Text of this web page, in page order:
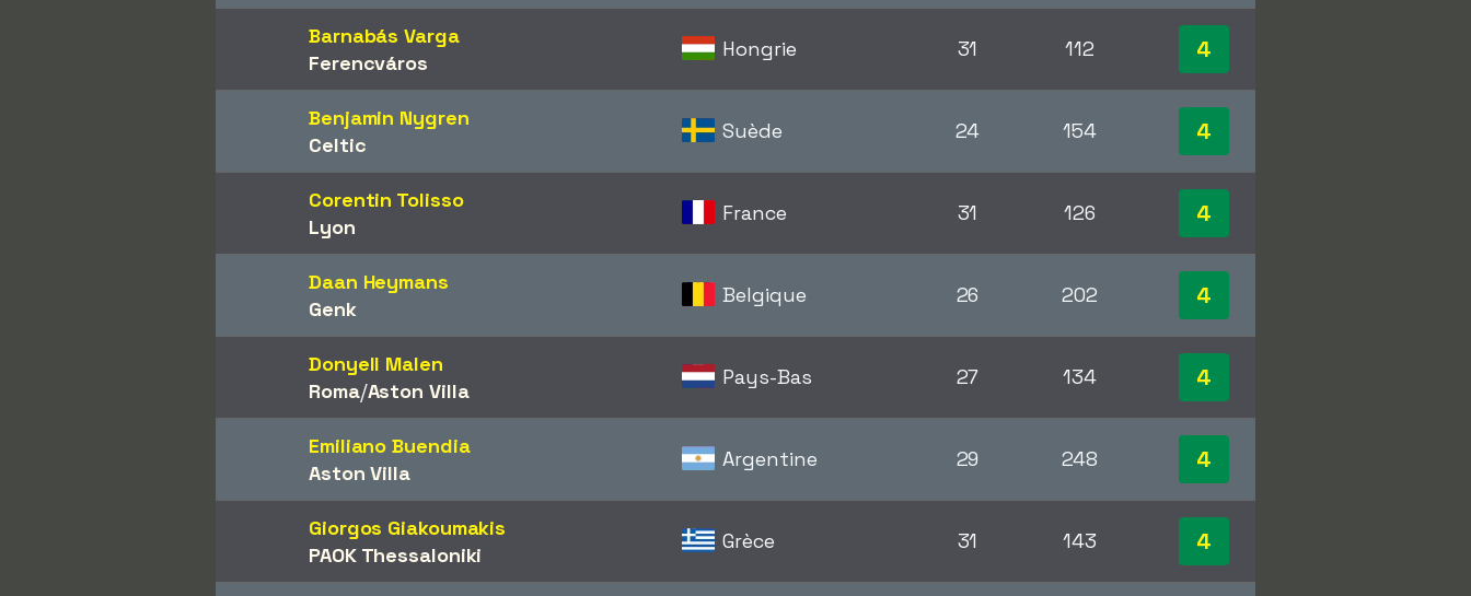
Barnabás Varga
Ferencváros
Hongrie 31 112 4
Benjamin Nygren
Celtic
Suède 24 154 4
Corentin Tolisso
Lyon
France 31 126 4
Daan Heymans
Genk
Belgique 26 202 4
Donyell Malen
Roma/​Aston Villa
Pays-Bas 27 134 4
Emiliano Buendia
Aston Villa
Argentine 29 248 4
Giorgos Giakoumakis
PAOK Thessaloniki
Grèce 31 143 4